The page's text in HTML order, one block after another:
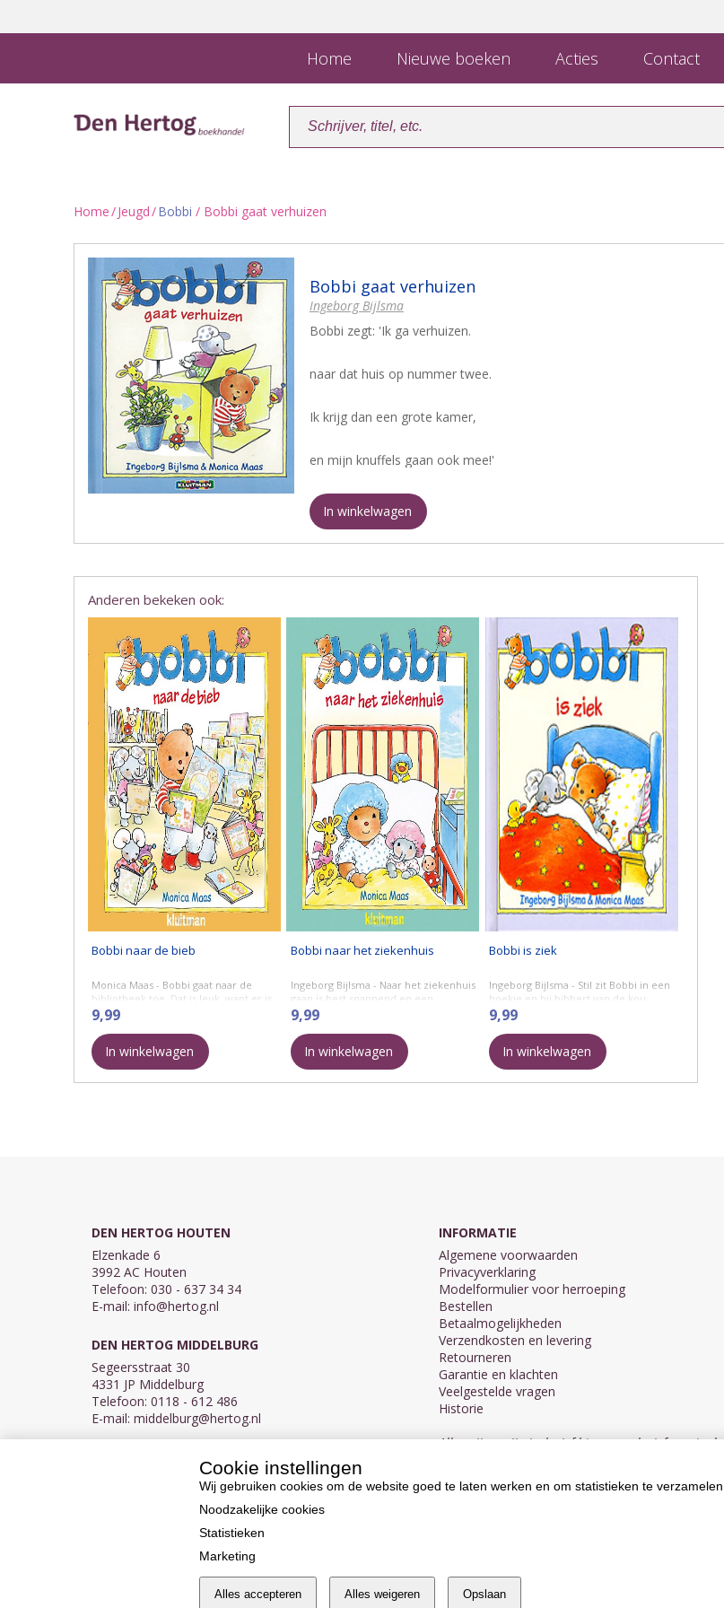
Home Nieuwe boeken Acties Contact
Home/Jeugd/Bobbi / Bobbi gaat verhuizen
Bobbi gaat verhuizen
Ingeborg Bijlsma
Bobbi zegt: 'Ik ga verhuizen.
naar dat huis op nummer twee.
Ik krijg dan een grote kamer,
en mijn knuffels gaan ook mee!'
In winkelwagen
Anderen bekeken ook:
Bobbi naar de bieb
Monica Maas - Bobbi gaat naar de
bibliotheek toe. Dat is leuk, want er is
veel te doen. Boekjes uitzoeken,
spelen en er worden natuurlijk
spannende ...
9,99
In winkelwagen
Bobbi naar het ziekenhuis
Ingeborg Bijlsma - Naar het ziekenhuis
gaan is best spannend en een
operatie al helemaal! Bobbi heeft last
van zijn keel en zijn oor, en hij ...
9,99
In winkelwagen
Bobbi is ziek
Ingeborg Bijlsma - Stil zit Bobbi in een
hoekje en hij bibbert van de kou.
Papa voelt aan Bobbi's voorhoofd, en
zegt: He, wat heb jij ...
9,99
In winkelwagen
DEN HERTOG HOUTEN
Elzenkade 6
3992 AC Houten
Telefoon: 030 - 637 34 34
E-mail: info@hertog.nl
DEN HERTOG MIDDELBURG
Segeersstraat 30
4331 JP Middelburg
Telefoon: 0118 - 612 486
E-mail: middelburg@hertog.nl
BTW NL007450242B03
INFORMATIE
Algemene voorwaarden
Privacyverklaring
Modelformulier voor herroeping
Bestellen
Betaalmogelijkheden
Verzendkosten en levering
Retourneren
Garantie en klachten
Veelgestelde vragen
Historie
Alle prijzen zijn inclusief btw en exclusief eventuele
Cookie instellingen
Wij gebruiken cookies om de website goed te laten werken en om statistieken te verzamelen.
Noodzakelijke cookies
Statistieken
Marketing
Alles accepteren Alles weigeren Opslaan